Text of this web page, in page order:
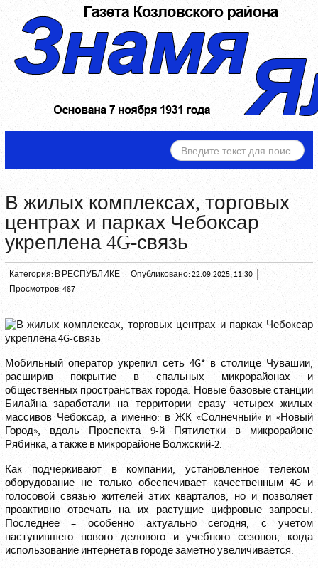
ИСКАТЬ...
В жилых комплексах, торговых
центрах и парках Чебоксар
укреплена 4G-связь
Категория:В РЕСПУБЛИКЕ
Опубликовано: 22.09.2025, 11:30
Просмотров: 487
Мобильный оператор укрепил сеть 4G* в столице Чувашии,
расширив покрытие в спальных микрорайонах и
общественных пространствах города. Новые базовые станции
Билайна заработали на территории сразу четырех жилых
массивов Чебоксар, а именно: в ЖК «Солнечный» и «Новый
Город», вдоль Проспекта 9-й Пятилетки в микрорайоне
Рябинка, а также в микрорайоне Волжский-2.
Как подчеркивают в компании, установленное телеком-
оборудование не только обеспечивает качественным 4G и
голосовой связью жителей этих кварталов, но и позволяет
проактивно отвечать на их растущие цифровые запросы.
Последнее – особенно актуально сегодня, с учетом
наступившего нового делового и учебного сезонов, когда
использование интернета в городе заметно увеличивается.